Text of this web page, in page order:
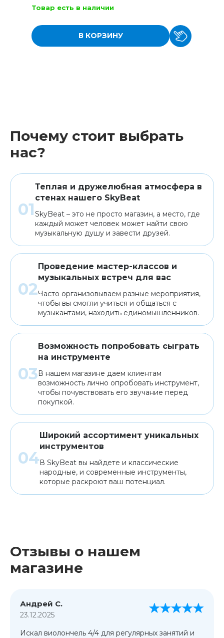
Товар есть в наличии
В КОРЗИНУ
Почему стоит выбрать
нас?
Теплая и дружелюбная атмосфера в
стенах нашего SkyBeat
SkyBeat – это не просто магазин, а место, где
каждый может человек может найти свою
музыкальную душу и завести друзей.
Проведение мастер-классов и
музыкальных встреч для вас
Часто организовываем разные мероприятия,
чтобы вы смогли учиться и общаться с
музыкантами, находить единомышленников.
Возможность попробовать сыграть
на инструменте
В нашем магазине даем клиентам
возможность лично опробовать инструмент,
чтобы почувствовать его звучание перед
покупкой.
Широкий ассортимент уникальных
инструментов
В SkyBeat вы найдете и классические
народные, и современные инструменты,
которые раскроют ваш потенциал.
Отзывы о нашем
магазине
Андрей С.
23.12.2025
Искал виолончель 4/4 для регулярных занятий и